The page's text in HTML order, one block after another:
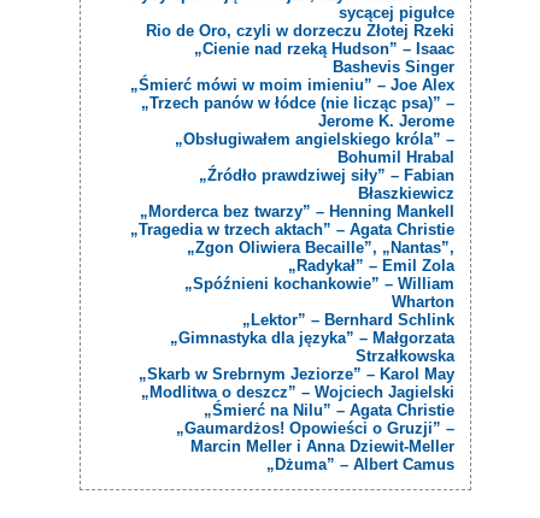
sycącej pigułce
Rio de Oro, czyli w dorzeczu Złotej Rzeki
„Cienie nad rzeką Hudson” – Isaac
Bashevis Singer
„Śmierć mówi w moim imieniu” – Joe Alex
„Trzech panów w łódce (nie licząc psa)” –
Jerome K. Jerome
„Obsługiwałem angielskiego króla” –
Bohumil Hrabal
„Źródło prawdziwej siły” – Fabian
Błaszkiewicz
„Morderca bez twarzy” – Henning Mankell
„Tragedia w trzech aktach” – Agata Christie
„Zgon Oliwiera Becaille”, „Nantas”,
„Radykał” – Emil Zola
„Spóźnieni kochankowie” – William
Wharton
„Lektor” – Bernhard Schlink
„Gimnastyka dla języka” – Małgorzata
Strzałkowska
„Skarb w Srebrnym Jeziorze” – Karol May
„Modlitwa o deszcz” – Wojciech Jagielski
„Śmierć na Nilu” – Agata Christie
„Gaumardżos! Opowieści o Gruzji” –
Marcin Meller i Anna Dziewit-Meller
„Dżuma” – Albert Camus